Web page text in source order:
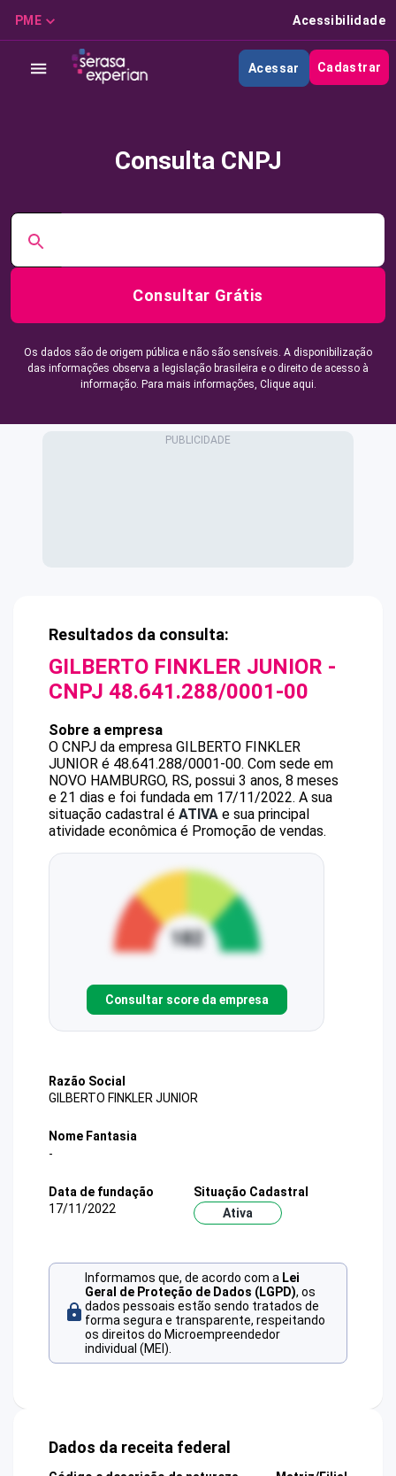
PME Acessibilidade
Acessar Cadastrar
Consulta CNPJ
Consultar Grátis
Os dados são de origem pública e não são sensíveis. A disponibilização
das informações observa a legislação brasileira e o direito de acesso à
informação. Para mais informações, Clique aqui.
Resultados da consulta:
GILBERTO FINKLER JUNIOR -
CNPJ 48.641.288/0001-00
Sobre a empresa
O CNPJ da empresa GILBERTO FINKLER
JUNIOR é 48.641.288/0001-00. Com sede em
NOVO HAMBURGO, RS, possui 3 anos, 8 meses
e 21 dias e foi fundada em 17/11/2022. A sua
situação cadastral é ATIVA e sua principal
atividade econômica é Promoção de vendas.
Consultar score da empresa
Razão Social
GILBERTO FINKLER JUNIOR
Nome Fantasia
-
Data de fundação
17/11/2022
Situação Cadastral
Ativa
Informamos que, de acordo com a Lei
Geral de Proteção de Dados (LGPD), os
dados pessoais estão sendo tratados de
forma segura e transparente, respeitando
os direitos do Microempreendedor
individual (MEI).
Dados da receita federal